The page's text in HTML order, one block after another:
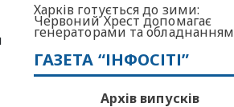
Харків готується до зими:
Червоний Хрест допомагає
генераторами та обладнанням
ГАЗЕТА “ІНФОСІТІ”
Архів випусків